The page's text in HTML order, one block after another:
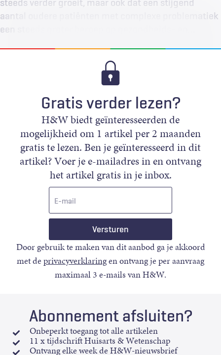
steeds verder groeit, maar ook dat een stijgend
aantal oudere patiënten met complexe problematiek
een steeds groter beroep op gezondheids- en…
Gratis verder lezen?
H&W biedt geïnteresseerden de
mogelijkheid om 1 artikel per 2 maanden
gratis te lezen. Ben je geïnteresseerd in dit
artikel? Voer je e-mailadres in en ontvang
het artikel gratis in je inbox.
Door gebruik te maken van dit aanbod ga je akkoord
met deprivacyverklaringen ontvang je per aanvraag
maximaal 3 e-mails van H&W.
Abonnement afsluiten?
Onbeperkt toegang tot alle artikelen
11 x tijdschrift Huisarts & Wetenschap
Ontvang elke week de H&W-nieuwsbrief